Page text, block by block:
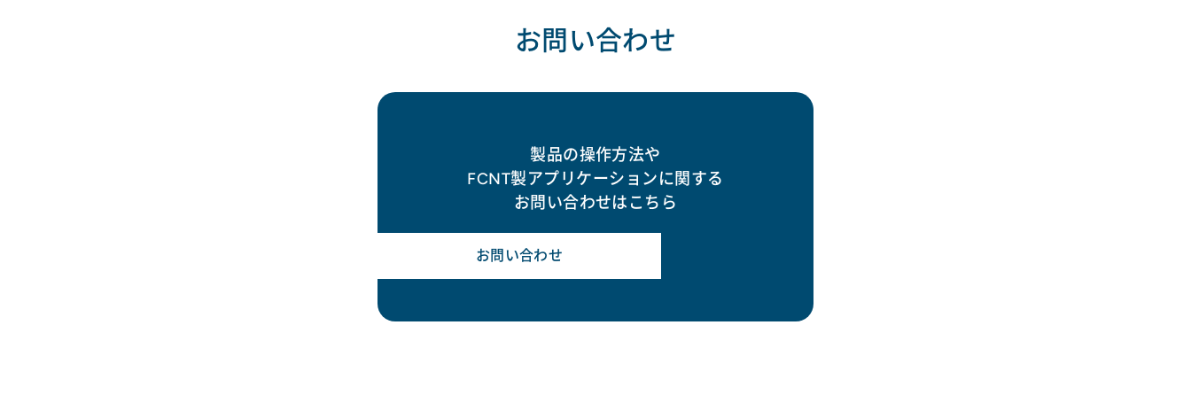
お問い合わせ
製品の操作方法や
FCNT製アプリケーションに関する
お問い合わせはこちら
お問い合わせ